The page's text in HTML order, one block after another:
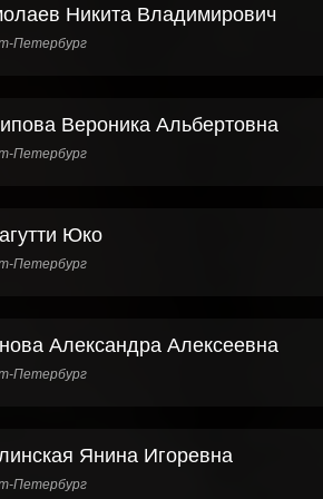
Никита Владимирович
Петербург
Вероника Альбертовна
Петербург
Юко
Петербург
Александра Алексеевна
Петербург
Янина Игоревна
Петербург